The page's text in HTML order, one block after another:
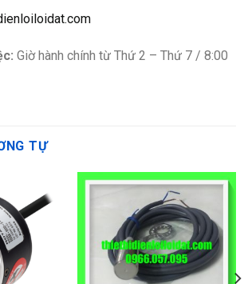
Giờ hành chính từ Thứ 2 – Thứ 7 / 8:00
TỰ